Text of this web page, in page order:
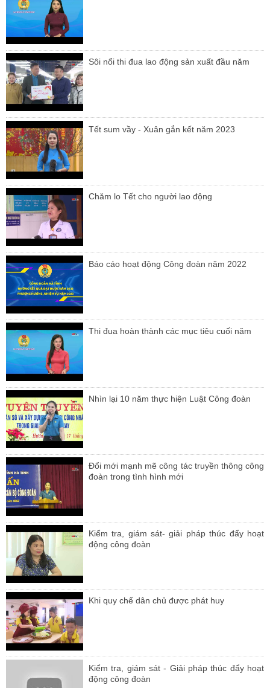
Sôi nổi thi đua lao động sản xuất đầu năm
Tết sum vầy - Xuân gắn kết năm 2023
Chăm lo Tết cho người lao động
Báo cáo hoạt động Công đoàn năm 2022
Thi đua hoàn thành các mục tiêu cuối năm
Nhìn lại 10 năm thực hiện Luật Công đoàn
Đổi mới mạnh mẽ công tác truyền thông công
đoàn trong tình hình mới
Kiểm tra, giám sát- giải pháp thúc đẩy hoạt
động công đoàn
Khi quy chế dân chủ được phát huy
Kiểm tra, giám sát - Giải pháp thúc đẩy hoạt
động công đoàn